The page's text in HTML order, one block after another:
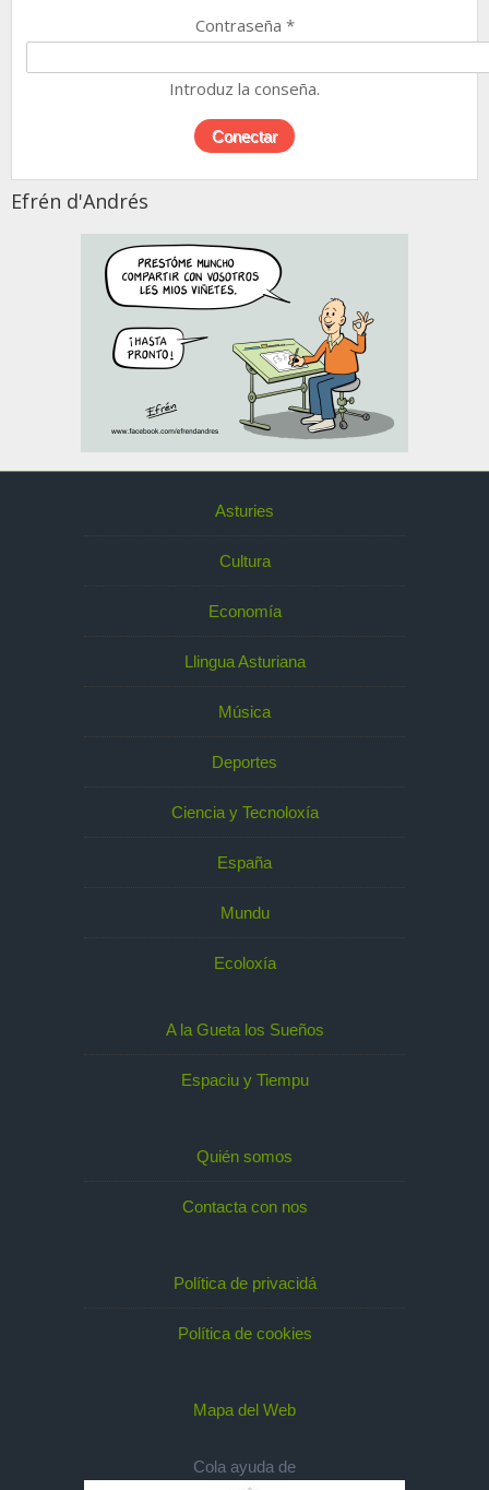
Contraseña *
Introduz la conseña.
Efrén d'Andrés
Asturies
Cultura
Economía
Llingua Asturiana
Música
Deportes
Ciencia y Tecnoloxía
España
Mundu
Ecoloxía
A la Gueta los Sueños
Espaciu y Tiempu
Quién somos
Contacta con nos
Política de privacidá
Política de cookies
Mapa del Web
Cola ayuda de